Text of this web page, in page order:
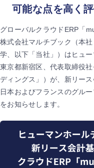
可能な点を高く
グローバルクラウドERP「
株式会社マルチブック（本
学、以下「当社」）はヒュ
東京都新宿区、代表取締役
ディングス」）が、新リー
日本およびフランスのグル
をお知らせします。